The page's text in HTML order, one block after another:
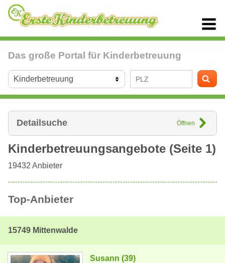
Das große Portal für Kinderbetreuung
Detailsuche Öffnen
Kinderbetreuungsangebote (Seite 1)
19432 Anbieter
Top-Anbieter
15749 Mittenwalde
Susann (39)